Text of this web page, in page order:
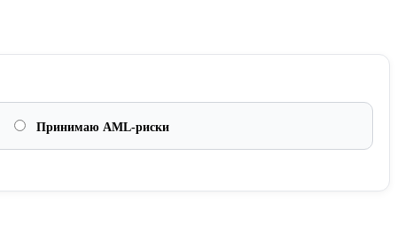
Принимаю AML-риски